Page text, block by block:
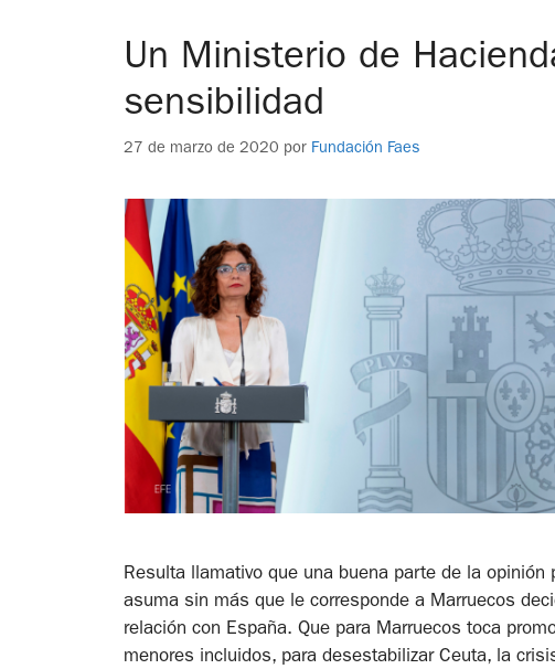
Un Ministerio de
sensibilidad
27 de marzo de 2020 por Fundación Faes
Resulta llamativo que una buena parte de la opinión
asuma sin más que le corresponde a Marruecos
relación con España. Que para Marruecos toca
menores incluidos, para desestabilizar Ceuta, la